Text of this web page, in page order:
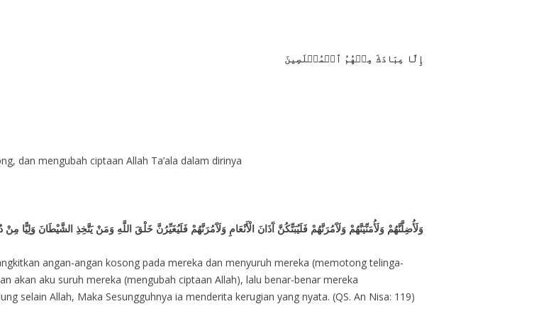
إِلَّا عِبَادَكَ مِنۡهُمُ ٱلۡمُخۡلَصِينَ
dan mengubah ciptaan Allah Ta’ala dalam dirinya
وَلَأُضِلَّنَّهُمْ وَلَأُمَنِّيَنَّهُمْ وَلَآَمُرَنَّهُمْ فَلَيُبَتِّكُنَّ آَذَانَ الْأَنْعَامِ وَلَآَمُرَنَّهُمْ فَلَيُغَيِّرُنَّ خَلْقَ اللَّهِ وَمَنْ يَتَّخِذِ الشَّيْطَانَ وَلِيًّا
angan-angan kosong pada mereka dan menyuruh mereka (memotong telinga-
akan aku suruh mereka (mengubah ciptaan Allah), lalu benar-benar mereka
selain Allah, Maka Sesungguhnya ia menderita kerugian yang nyata. (QS. An Nisa: 119)